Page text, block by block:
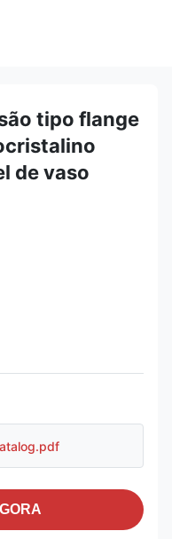
tipo flange
de vaso